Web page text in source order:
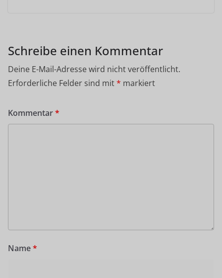
Schreibe einen Kommentar
Deine E-Mail-Adresse wird nicht veröffentlicht.
Erforderliche Felder sind mit* markiert
Kommentar*
Name*